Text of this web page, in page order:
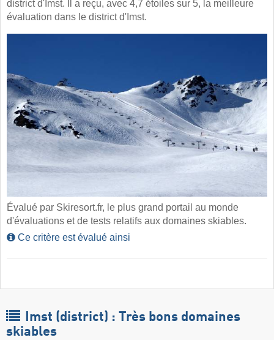
district d'Imst. Il a reçu, avec 4,7 étoiles sur 5, la meilleure
évaluation dans le district d'Imst.
Évalué par Skiresort.fr, le plus grand portail au monde
d'évaluations et de tests relatifs aux domaines skiables.
Ce critère est évalué ainsi
Imst (district) : Très bons domaines
skiables